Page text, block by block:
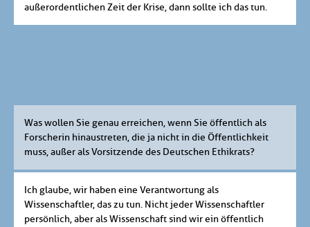
außerordentlichen Zeit der Krise, dann sollte ich das tun.
Was wollen Sie genau erreichen, wenn Sie öffentlich als
Forscherin hinaustreten, die ja nicht in die Öffentlichkeit
muss, außer als Vorsitzende des Deutschen Ethikrats?
Ich glaube, wir haben eine Verantwortung als
Wissenschaftler, das zu tun. Nicht jeder Wissenschaftler
persönlich, aber als Wissenschaft sind wir ein öffentlich